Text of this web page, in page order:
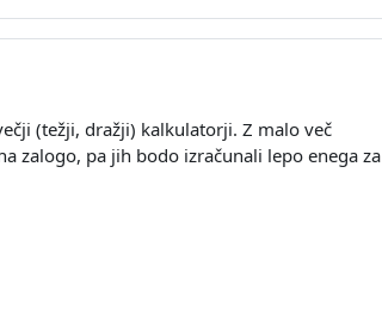
(težji, dražji) kalkulatorji. Z malo več
zalogo, pa jih bodo izračunali lepo enega za